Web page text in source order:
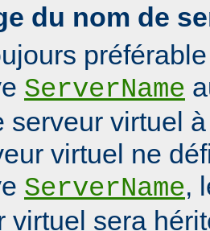
du nom de
ServerName
serveur virtuel
virtuel ne
ServerName,
virtuel sera